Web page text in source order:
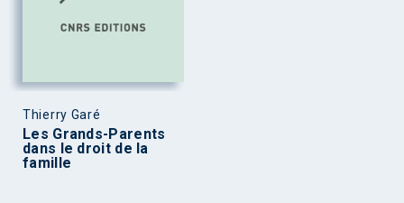
Thierry Garé
Les Grands-Parents
dans le droit de la
famille